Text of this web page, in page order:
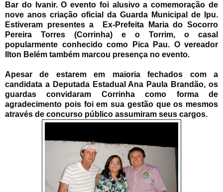
Bar do Ivanir. O evento foi alusivo a comemoração de
nove anos criação oficial da Guarda Municipal de Ipu.
Estiveram presentes a Ex-Prefeita Maria do Socorro
Pereira Torres (Corrinha) e o Torrim, o casal
popularmente conhecido como Pica Pau. O vereador
Ilton Belém também marcou presença no evento.
Apesar de estarem em maioria fechados com a
candidata a Deputada Estadual Ana Paula Brandão, os
guardas convidaram Corrinha como forma de
agradecimento pois foi em sua gestão que os mesmos
através de concurso público assumiram seus cargos.